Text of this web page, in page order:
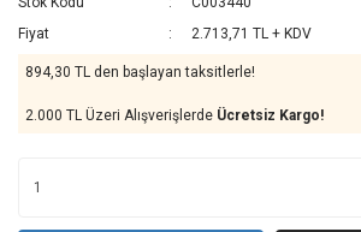
Fiyat
2.713,71 TL + KDV
894,30 TL den başlayan taksitlerle!
2.000 TL Üzeri Alışverişlerde Ücretsiz Kargo!